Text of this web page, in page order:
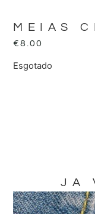
MEIAS
€8.00
Esgotado
JA